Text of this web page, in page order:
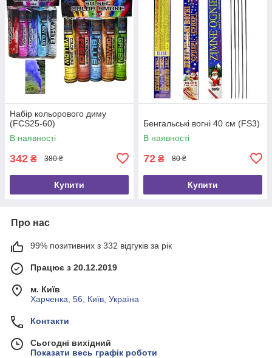
Набір кольорового диму
(FCS25-60)
В наявності
342 ₴ 380 ₴
Купити
Бенгальські вогні 40 см (FS3)
В наявності
72 ₴ 80 ₴
Купити
Про нас
99% позитивних з 332 відгуків за рік
Працює з 20.12.2019
м. Київ
Харченка, 56, Київ, Україна
Контакти
Сьогодні вихідний
Показати весь графік роботи